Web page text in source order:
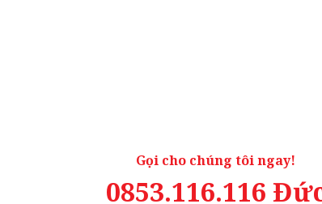
Gọi cho chúng tôi ngay!
0853.116.116